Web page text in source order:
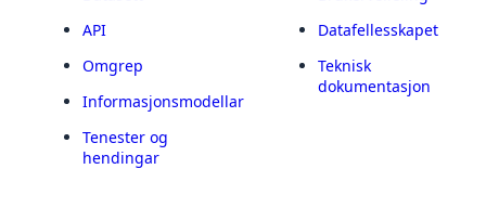
API
Omgrep
Informasjonsmodellar
Tenester og
hendingar
Datafellesskapet
Teknisk
dokumentasjon